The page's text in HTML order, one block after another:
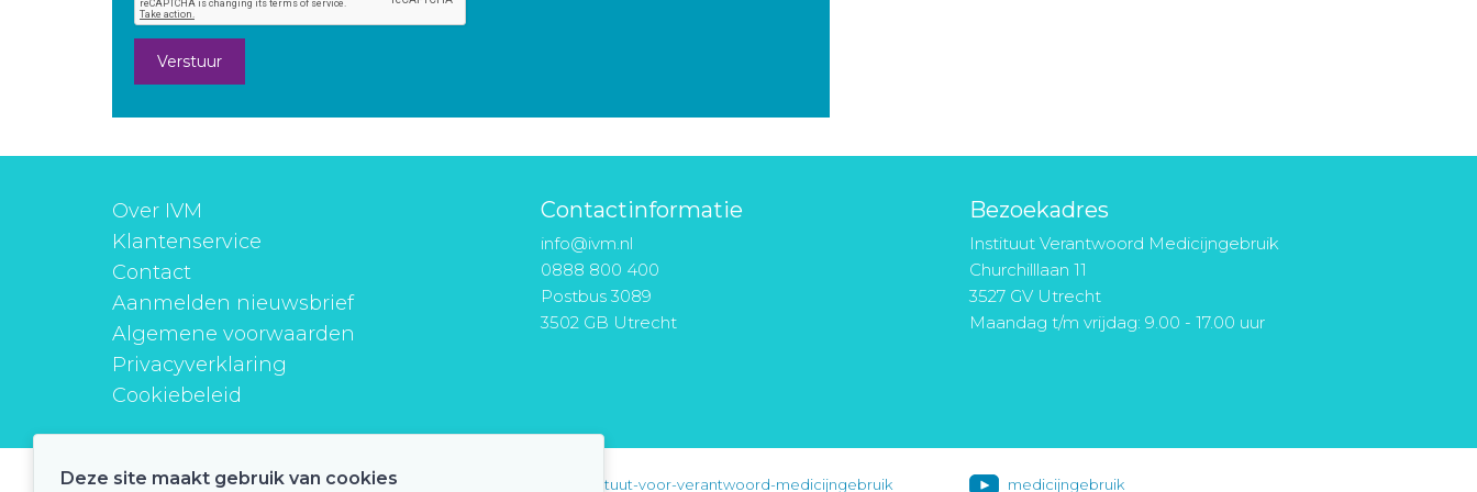
Verstuur
Over IVM
Klantenservice
Contact
Aanmelden nieuwsbrief
Algemene voorwaarden
Privacyverklaring
Cookiebeleid
Contactinformatie
info@ivm.nl
0888 800 400
Postbus 3089
3502 GB Utrecht
Bezoekadres
Instituut Verantwoord Medicijngebruik
Churchilllaan 11
3527 GV Utrecht
Maandag t/m vrijdag: 9.00 - 17.00 uur
instituutverantwoordmedicijngebruik instituut-voor-verantwoord-medicijngebruik medicijngebruik
Deze site maakt gebruik van cookies